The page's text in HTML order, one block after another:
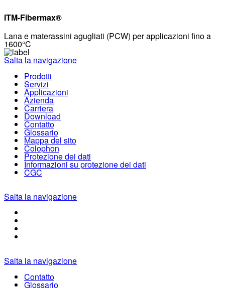
ITM-Fibermax®
Lana e materassini agugliati (PCW) per applicazioni fino a
1600°C
Salta la navigazione
Prodotti
Servizi
Applicazioni
Azienda
Carriera
Download
Contatto
Glossario
Mappa del sito
Colophon
Protezione dei dati
Informazioni su protezione dei dati
CGC
Salta la navigazione
Salta la navigazione
Contatto
Glossario